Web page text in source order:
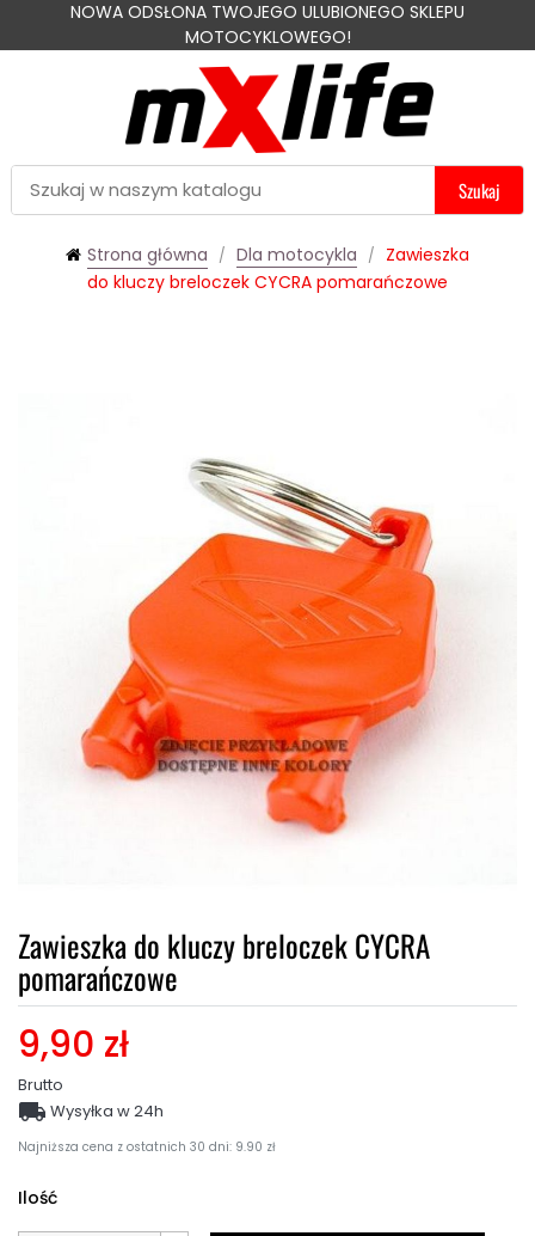
NOWA ODSŁONA TWOJEGO ULUBIONEGO SKLEPU
MOTOCYKLOWEGO!
Szukaj
Strona główna Dla motocykla
Zawieszka
do kluczy breloczek CYCRA pomarańczowe
Zawieszka do kluczy breloczek CYCRA
pomarańczowe
9,90 zł
Brutto
Najniższa cena z ostatnich 30 dni: 9.90 zł
 Wysyłka w 24h
Ilość